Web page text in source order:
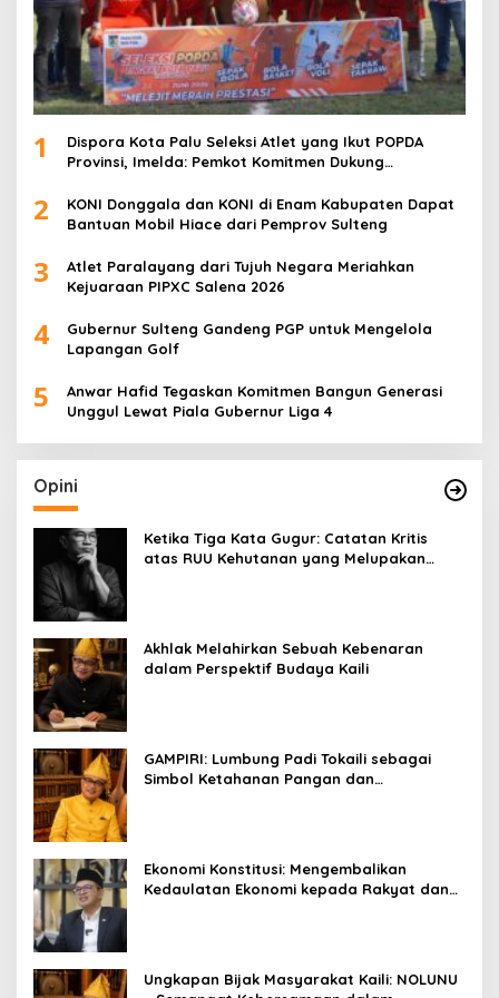
1
Dispora Kota Palu Seleksi Atlet yang Ikut POPDA
Provinsi, Imelda: Pemkot Komitmen Dukung
2
KONI Donggala dan KONI di Enam Kabupaten Dapat
Bantuan Mobil Hiace dari Pemprov Sulteng
3
Atlet Paralayang dari Tujuh Negara Meriahkan
Kejuaraan PIPXC Salena 2026
4
Gubernur Sulteng Gandeng PGP untuk Mengelola
Lapangan Golf
5
Anwar Hafid Tegaskan Komitmen Bangun Generasi
Unggul Lewat Piala Gubernur Liga 4
Opini
Ketika Tiga Kata Gugur: Catatan Kritis
atas RUU Kehutanan yang Melupakan
Akhlak Melahirkan Sebuah Kebenaran
dalam Perspektif Budaya Kaili
GAMPIRI: Lumbung Padi Tokaili sebagai
Simbol Ketahanan Pangan dan
Ekonomi Konstitusi: Mengembalikan
Kedaulatan Ekonomi kepada Rakyat dan
Ungkapan Bijak Masyarakat Kaili: NOLUNU